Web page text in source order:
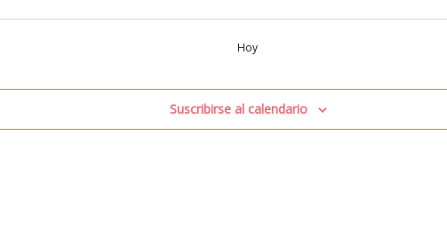
Hoy
Suscribirse al calendario